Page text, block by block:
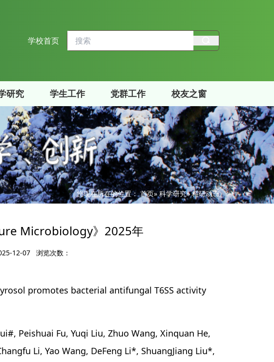
学校首页
研究 学生工作 党群工作 校友之窗
您现在所在的位置：首页»科学研究» 科研动态
Microbiology》2025年
12-07 浏览次数：
promotes bacterial antifungal T6SS activity
Peishuai Fu, Yuqi Liu, Zhuo Wang, Xinquan He,
Li, Yao Wang, DeFeng Li*, ShuangJiang Liu*,